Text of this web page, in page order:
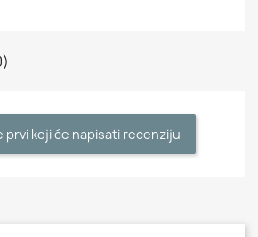
prvi koji će napisati recenziju